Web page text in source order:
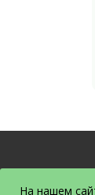
На нашем